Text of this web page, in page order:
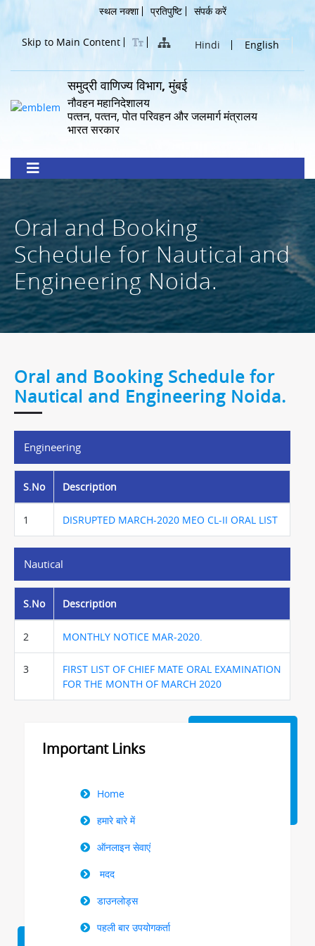
main
Header
Menu
स्थल नक्शा प्रतिपुष्टि संपर्क करें
Skip to Main Content Hindi English
समुद्री वाणिज्य विभाग, मुंबई
नौवहन महानिदेशालय
पत्‍तन, पत्‍तन, पोत परिवहन और जलमार्ग मंत्रालय
भारत सरकार
Oral and Booking
Schedule for Nautical and
Engineering Noida.
Oral and Booking Schedule for
Nautical and Engineering Noida.
Engineering
S.No Description
1 DISRUPTED MARCH-2020 MEO CL-II ORAL LIST
Nautical
S.No Description
2 MONTHLY NOTICE MAR-2020.
3
FIRST LIST OF CHIEF MATE ORAL EXAMINATION
FOR THE MONTH OF MARCH 2020
Important Links
Right
Menu
Home
हमारे बारे में
ऑनलाइन सेवाएं
मदद
डाउनलोड्स
पहली बार उपयोगकर्ता